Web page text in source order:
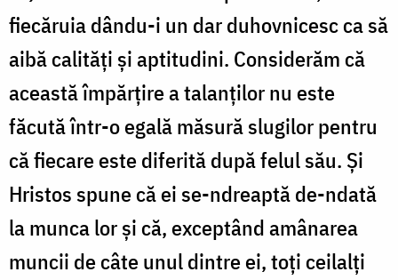
fiecăruia dându-i un dar duhovnicesc ca să
aibă calități și aptitudini. Considerăm că
această împărțire a talanților nu este
făcută într-o egală măsură slugilor pentru
că fiecare este diferită după felul său. Și
Hristos spune că ei se-ndreaptă de-ndată
la munca lor și că, exceptând amânarea
muncii de câte unul dintre ei, toți ceilalți